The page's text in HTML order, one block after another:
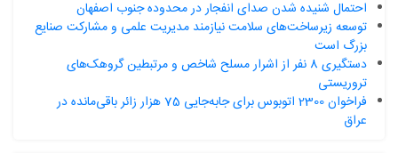
احتمال شنیده شدن صدای انفجار در محدوده جنوب اصفهان
توسعه زیرساخت‌های سلامت نیازمند مدیریت علمی و مشارکت صنایع
بزرگ است
دستگیری 8 نفر از اشرار مسلح شاخص و مرتبطین گروهک‌های
تروریستی
فراخوان 2300 اتوبوس برای جابه‌جایی 75 هزار زائر باقی‌مانده در
عراق